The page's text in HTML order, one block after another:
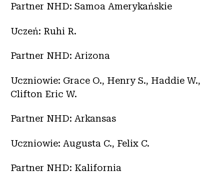
Partner NHD: Samoa Amerykańskie
Uczeń: Ruhi R.
Partner NHD: Arizona
Uczniowie: Grace O., Henry S., Haddie W.,
Clifton Eric W.
Partner NHD: Arkansas
Uczniowie: Augusta C., Felix C.
Partner NHD: Kalifornia